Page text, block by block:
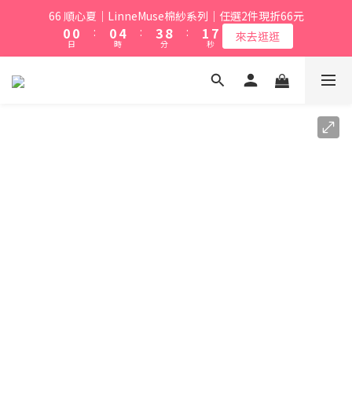
66 順心夏｜LinneMuse棉紗系列｜任選2件現折66元
1
0
1
0
日
:
1
0
5
4
3
時
:
4
3
2
9
8
7
分
:
2
1
0
7
6
5
3
秒 來去逛逛